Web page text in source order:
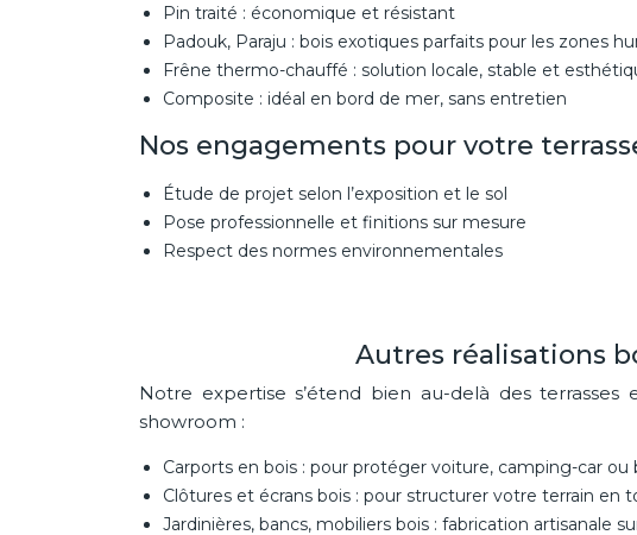
Pin traité : économique et résistant
Padouk, Paraju : bois exotiques parfaits pour les zones
Frêne thermo-chauffé : solution locale, stable et
Composite : idéal en bord de mer, sans entretien
Nos engagements pour votre
Étude de projet selon l’exposition et le sol
Pose professionnelle et finitions sur mesure
Respect des normes environnementales
Autres réalisations
Notre expertise s’étend bien au-delà des
showroom :
Carports en bois : pour protéger voiture, camping-car ou
Clôtures et écrans bois : pour structurer votre terrain en
Jardinières, bancs, mobiliers bois : fabrication artisanale